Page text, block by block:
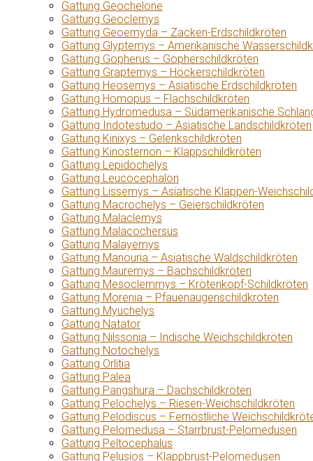
Gattung Geochelone
Gattung Geoclemys
Gattung Geoemyda – Zacken-Erdschildkröten
Gattung Glyptemys – Amerikanische
Gattung Gopherus – Gopherschildkröten
Gattung Graptemys – Höckerschildkröten
Gattung Heosemys – Asiatische Erdschildkröten
Gattung Homopus – Flachschildkröten
Gattung Hydromedusa – Südamerikanische
Gattung Indotestudo – Asiatische Landschildkröten
Gattung Kinixys – Gelenkschildkröten
Gattung Kinosternon – Klappschildkröten
Gattung Lepidochelys
Gattung Leucocephalon
Gattung Lissemys – Asiatische Klappen-
Gattung Macrochelys – Geierschildkröten
Gattung Malaclemys
Gattung Malacochersus
Gattung Malayemys
Gattung Manouria – Asiatische Waldschildkröten
Gattung Mauremys – Bachschildkröten
Gattung Mesoclemmys – Krötenkopf-Schildkröten
Gattung Morenia – Pfauenaugenschildkröten
Gattung Myuchelys
Gattung Natator
Gattung Nilssonia – Indische Weichschildkröten
Gattung Notochelys
Gattung Orlitia
Gattung Palea
Gattung Pangshura – Dachschildkröten
Gattung Pelochelys – Riesen-Weichschildkröten
Gattung Pelodiscus – Fernöstliche
Gattung Pelomedusa – Starrbrust-Pelomedusen
Gattung Peltocephalus
Gattung Pelusios – Klappbrust-Pelomedusen